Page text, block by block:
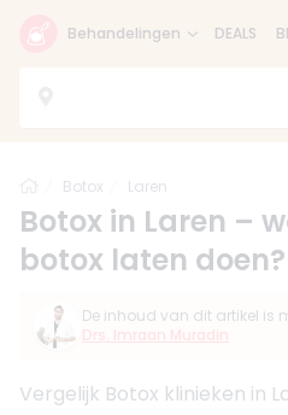
Behandelingen DEALS
Home
Botox Laren
Botox in Laren –
botox laten doen?
De inhoud van dit artikel is
Drs. Imraan Muradin
Vergelijk Botox klinieken in